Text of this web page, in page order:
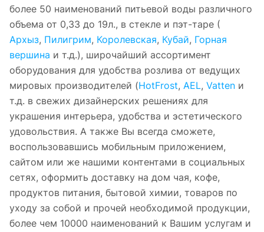
более 50 наименований питьевой воды различного
объема от 0,33 до 19л., в стекле и пэт-таре (
Архыз, Пилигрим, Королевская, Кубай, Горная
вершина и т.д.), широчайший ассортимент
оборудования для удобства розлива от ведущих
мировых производителей (HotFrost, AEL, Vatten и
т.д. в свежих дизайнерских решениях для
украшения интерьера, удобства и эстетического
удовольствия. А также Вы всегда сможете,
воспользовавшись мобильным приложением,
сайтом или же нашими контентами в социальных
сетях, оформить доставку на дом чая, кофе,
продуктов питания, бытовой химии, товаров по
уходу за собой и прочей необходимой продукции,
более чем 10000 наименований к Вашим услугам и